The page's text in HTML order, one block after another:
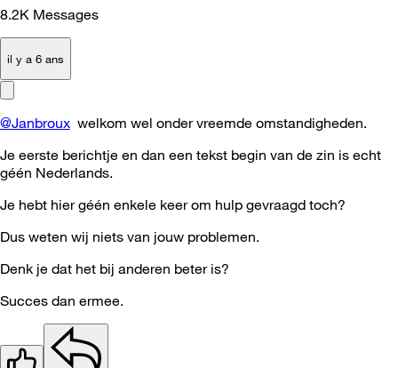
8.2K Messages
il y a 6 ans
@Janbroux welkom wel onder vreemde omstandigheden.
Je eerste berichtje en dan een tekst begin van de zin is echt
géén Nederlands.
Je hebt hier géén enkele keer om hulp gevraagd toch?
Dus weten wij niets van jouw problemen.
Denk je dat het bij anderen beter is?
Succes dan ermee.